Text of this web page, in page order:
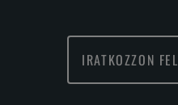
IRATKOZZON